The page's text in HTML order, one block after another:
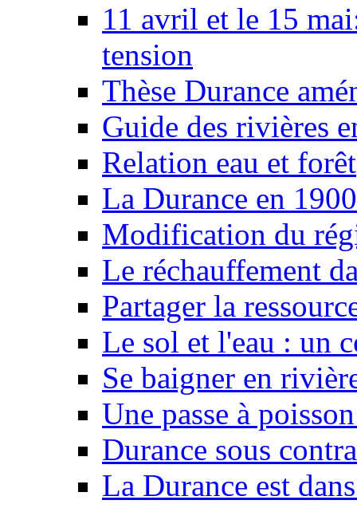
11 avril et le 15
tension
Thèse Durance
Guide des rivières
Relation eau et forêt
La Durance en 1900
Modification du
Le réchauffement
Partager la
Le sol et l'eau : un
Se baigner en
Une passe à
Durance sous
La Durance est